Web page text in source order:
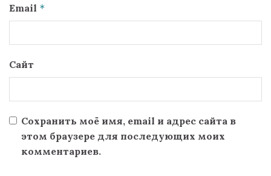
Email *
Сайт
Сохранить моё имя, email и адрес сайта в
этом браузере для последующих моих
комментариев.